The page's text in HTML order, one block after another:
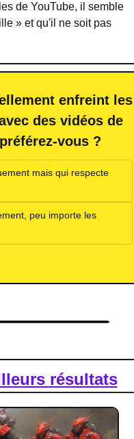
de YouTube, il semble
» et qu'il ne soit pas
enfreint les
des vidéos de
vous ?
mais qui respecte
peu importe les
résultats